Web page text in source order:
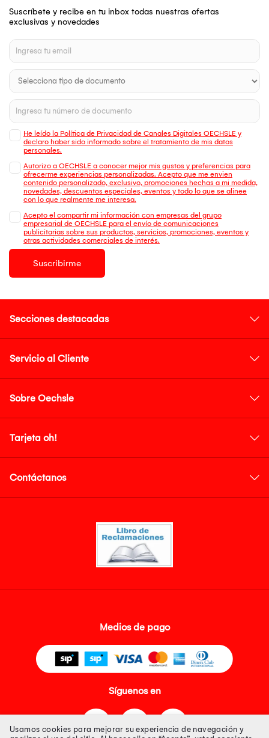
Suscríbete y recibe en tu inbox todas nuestras ofertas
exclusivas y novedades
He leído la Política de Privacidad de Canales Digitales OECHSLE y
declaro haber sido informado sobre el tratamiento de mis datos
personales.
Autorizo a OECHSLE a conocer mejor mis gustos y preferencias para
ofrecerme experiencias personalizadas. Acepto que me envien
contenido personalizado, exclusivo, promociones hechas a mi medida,
novedades, descuentos especiales, eventos y todo lo que se alinee
con lo que realmente me interesa.
Acepto el compartir mi información con empresas del grupo
empresarial de OECHSLE para el envío de comunicaciones
publicitarias sobre sus productos, servicios, promociones, eventos y
otras actividades comerciales de interés.
Suscribirme
Secciones destacadas
Servicio al Cliente
Sobre Oechsle
Tarjeta oh!
Contáctanos
Medios de pago
Síguenos en
Usamos cookies para mejorar su experiencia de navegación y